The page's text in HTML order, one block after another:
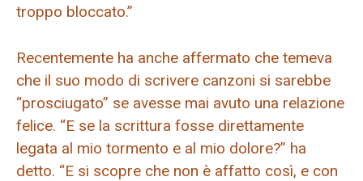
troppo bloccato.”
Recentemente ha anche affermato che temeva
che il suo modo di scrivere canzoni si sarebbe
“prosciugato” se avesse mai avuto una relazione
felice. “E se la scrittura fosse direttamente
legata al mio tormento e al mio dolore?” ha
detto. “E si scopre che non è affatto così, e con